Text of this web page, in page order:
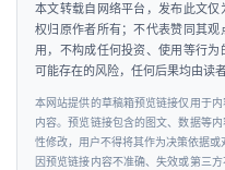
本文转载自网络平台，发布此文
权归原作者所有；不代表赞同其
用，不构成任何投资、使用等行
可能存在的风险，任何后果均由读者
本网站提供的草稿箱预览链接仅用于
内容。预览链接包含的图文、数据等
性修改，用户不得将其作为决策依据或
因预览链接内容不准确、失效或第三